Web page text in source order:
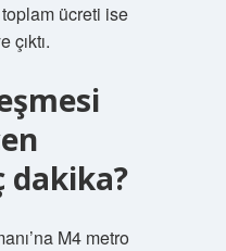
toplam ücreti ise
çıktı.
dakika?
M4 metro